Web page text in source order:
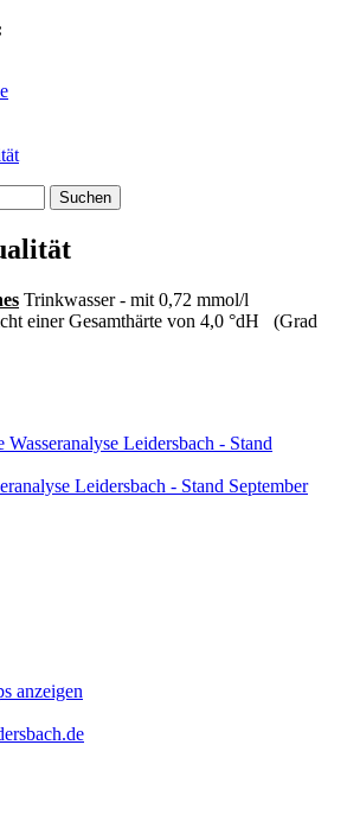
Suchen
Trinkwasser - mit 0,72 mmol/l
einer Gesamthärte von 4,0 °dH (Grad
Leidersbach - Stand
Leidersbach - Stand September
anzeigen